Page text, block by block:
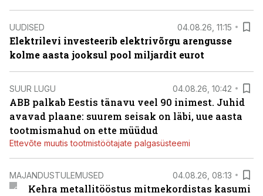
UUDISED 04.08.26, 11:15
Elektrilevi investeerib elektrivõrgu arengusse
kolme aasta jooksul pool miljardit eurot
SUUR LUGU 04.08.26, 10:42
ABB palkab Eestis tänavu veel 90 inimest. Juhid
avavad plaane: suurem seisak on läbi, uue aasta
tootmismahud on ette müüdud
Ettevõte muutis tootmistöötajate palgasüsteemi
MAJANDUSTULEMUSED 04.08.26, 08:13
Kehra metallitööstus mitmekordistas kasumi